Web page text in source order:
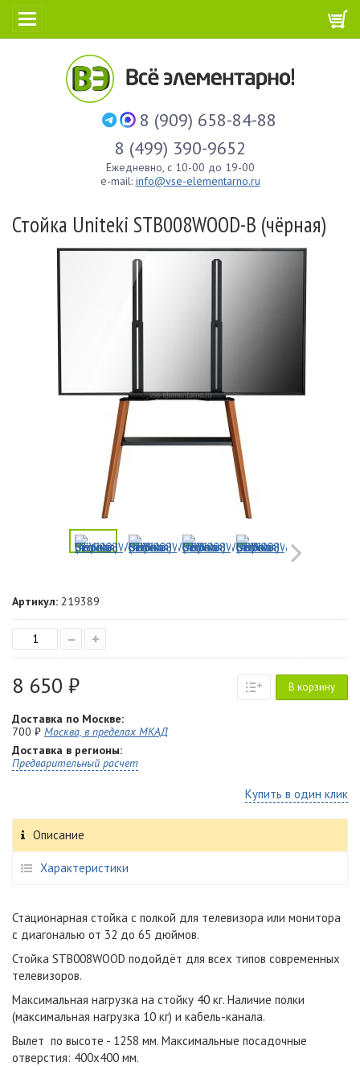
8 (909) 658-84-88
8 (499) 390-9652
Ежедневно, с 10-00 до 19-00
e-mail: info@vse-elementarno.ru
Стойка Uniteki STB008WOOD-B (чёрная)
Артикул: 219389
– +
8 650 ₽ В корзину
Доставка по Москве:
700 ₽ Москва, в пределах МКАД
Доставка в регионы:
Предварительный расчет
Купить в один клик
Описание
Характеристики
Стационарная стойка с полкой для телевизора или монитора
с диагональю от 32 до 65 дюймов.
Стойка STB008WOOD подойдёт для всех типов современных
телевизоров.
Максимальная нагрузка на стойку 40 кг. Наличие полки
(максимальная нагрузка 10 кг) и кабель-канала.
Вылет по высоте - 1258 мм. Максимальные посадочные
отверстия: 400x400 мм.